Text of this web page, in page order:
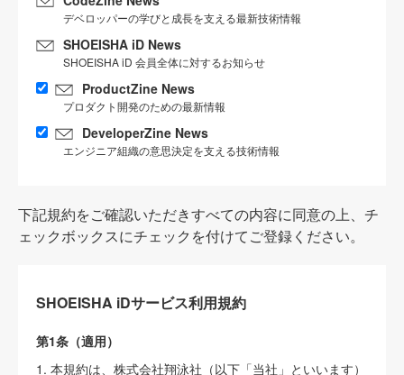
デベロッパーの学びと成長を支える最新技術情報
SHOEISHA iD News
SHOEISHA iD 会員全体に対するお知らせ
ProductZine News
プロダクト開発のための最新情報
DeveloperZine News
エンジニア組織の意思決定を支える技術情報
下記規約をご確認いただきすべての内容に同意の上、チ
ェックボックスにチェックを付けてご登録ください。
SHOEISHA iDサービス利用規約
第1条（適用）
1. 本規約は、株式会社翔泳社（以下「当社」といいます）